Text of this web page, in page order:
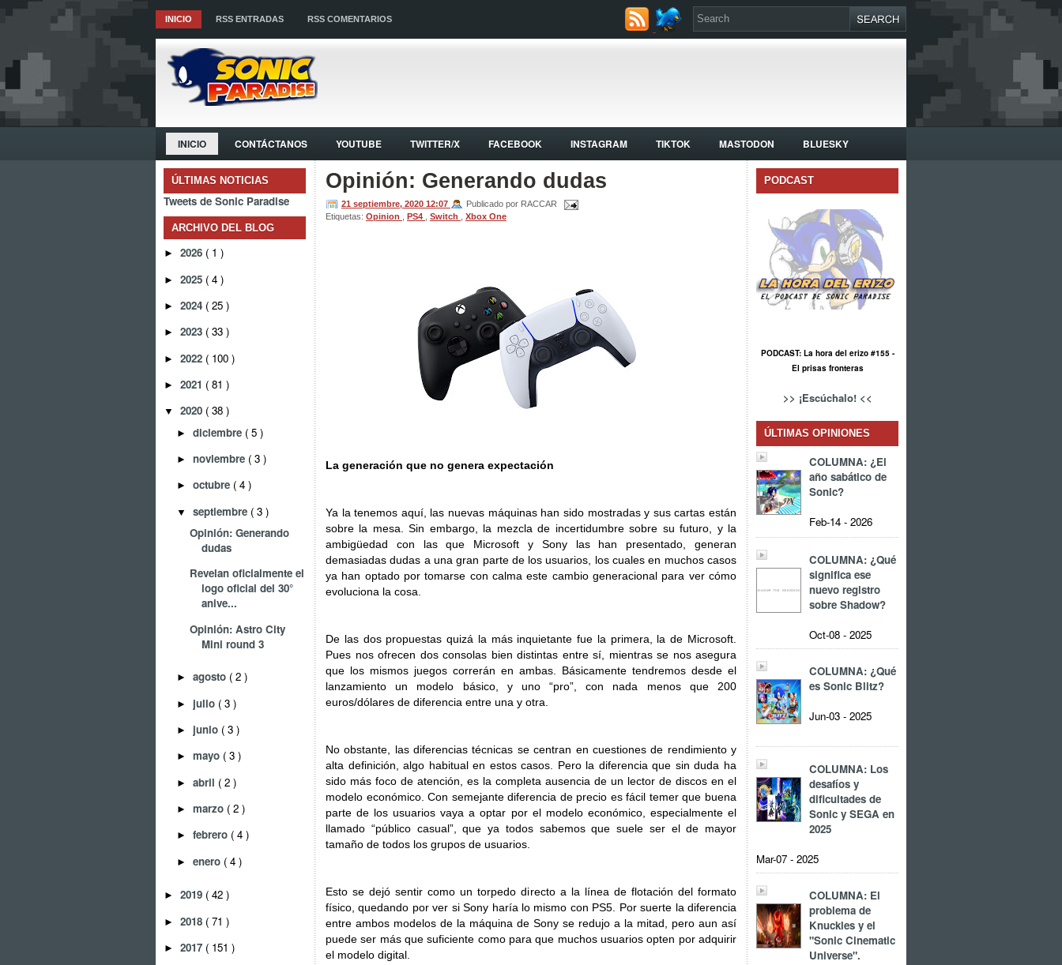
INICIO RSS ENTRADAS RSS COMENTARIOS
INICIO CONTÁCTANOS YOUTUBE TWITTER/X FACEBOOK INSTAGRAM TIKTOK MASTODON BLUESKY
ÚLTIMAS NOTICIAS
Tweets de Sonic Paradise
ARCHIVO DEL BLOG
► 2026 ( 1 )
► 2025 ( 4 )
► 2024 ( 25 )
► 2023 ( 33 )
► 2022 ( 100 )
► 2021 ( 81 )
▼ 2020 ( 38 )
► diciembre ( 5 )
► noviembre ( 3 )
► octubre ( 4 )
▼ septiembre ( 3 )
Opinión: Generando
dudas
Revelan oficialmente el
logo oficial del 30°
anive...
Opinión: Astro City
Mini round 3
► agosto ( 2 )
► julio ( 3 )
► junio ( 3 )
► mayo ( 3 )
► abril ( 2 )
► marzo ( 2 )
► febrero ( 4 )
► enero ( 4 )
► 2019 ( 42 )
► 2018 ( 71 )
► 2017 ( 151 )
Opinión: Generando dudas
21 septiembre, 2020 12:07
Publicado por RACCAR
Etiquetas: Opinion PS4 Switch Xbox One
La generación que no genera expectación
Ya la tenemos aquí, las nuevas máquinas han sido mostradas y sus cartas están
sobre la mesa. Sin embargo, la mezcla de incertidumbre sobre su futuro, y la
ambigüedad con las que Microsoft y Sony las han presentado, generan
demasiadas dudas a una gran parte de los usuarios, los cuales en muchos casos
ya han optado por tomarse con calma este cambio generacional para ver cómo
evoluciona la cosa.
De las dos propuestas quizá la más inquietante fue la primera, la de Microsoft.
Pues nos ofrecen dos consolas bien distintas entre sí, mientras se nos asegura
que los mismos juegos correrán en ambas. Básicamente tendremos desde el
lanzamiento un modelo básico, y uno “pro”, con nada menos que 200
euros/dólares de diferencia entre una y otra.
No obstante, las diferencias técnicas se centran en cuestiones de rendimiento y
alta definición, algo habitual en estos casos. Pero la diferencia que sin duda ha
sido más foco de atención, es la completa ausencia de un lector de discos en el
modelo económico. Con semejante diferencia de precio es fácil temer que buena
parte de los usuarios vaya a optar por el modelo económico, especialmente el
llamado “público casual”, que ya todos sabemos que suele ser el de mayor
tamaño de todos los grupos de usuarios.
Esto se dejó sentir como un torpedo directo a la línea de flotación del formato
físico, quedando por ver si Sony haría lo mismo con PS5. Por suerte la diferencia
entre ambos modelos de la máquina de Sony se redujo a la mitad, pero aun así
puede ser más que suficiente como para que muchos usuarios opten por adquirir
el modelo digital.
PODCAST
PODCAST: La hora del erizo #155 -
El prisas fronteras
>> ¡Escúchalo! <<
ÚLTIMAS OPINIONES
COLUMNA: ¿El
año sabático de
Sonic?
Feb-14 - 2026
COLUMNA: ¿Qué
significa ese
nuevo registro
sobre Shadow?
Oct-08 - 2025
COLUMNA: ¿Qué
es Sonic Blitz?
Jun-03 - 2025
COLUMNA: Los
desafíos y
dificultades de
Sonic y SEGA en
2025
Mar-07 - 2025
COLUMNA: El
problema de
Knuckles y el
"Sonic Cinematic
Universe".